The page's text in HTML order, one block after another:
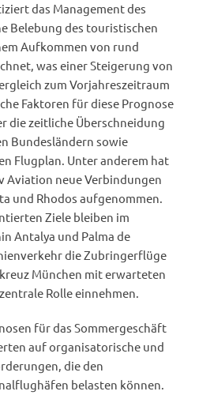
das Management des
Belebung des touristischen
Aufkommen von rund
was einer Steigerung von
zum Vorjahreszeitraum
Faktoren für diese Prognose
die zeitliche Überschneidung
Bundesländern sowie
Flugplan. Unter anderem hat
Aviation neue Verbindungen
und Rhodos aufgenommen.
Ziele bleiben im
Antalya und Palma de
die Zubringerflüge
München mit erwarteten
Rolle einnehmen.
für das Sommergeschäft
auf organisatorische und
die den
belasten können.